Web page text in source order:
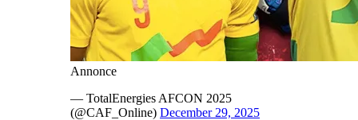
Annonce
— TotalEnergies AFCON 2025
(@CAF_Online) December 29, 2025